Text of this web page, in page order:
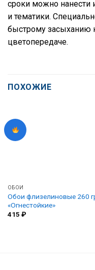
сроки можно нанести
и тематики.
быстрому засыханию
цветопередаче.
ПОХОЖИЕ
ОБОИ
Обои флизелиновые 260
«Огнестойкие»
415 ₽